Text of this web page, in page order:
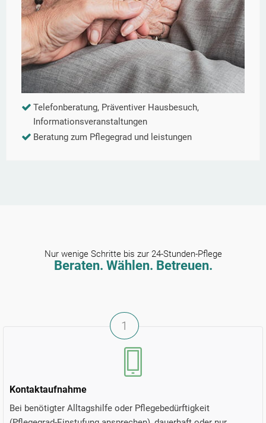
Telefonberatung, Präventiver Hausbesuch,
Informationsveranstaltungen
Beratung zum Pflegegrad und leistungen
Nur wenige Schritte bis zur 24-Stunden-Pflege
Beraten. Wählen. Betreuen.
Kontaktaufnahme
Bei benötigter Alltagshilfe oder Pflegebedürftigkeit
1